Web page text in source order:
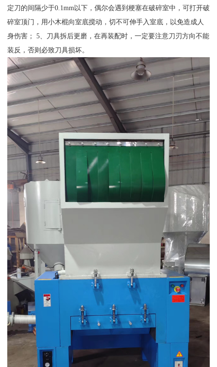
定刀的间隔少于0.1mm以下，偶尔会遇到梗塞在破碎室中，可打开破
碎室顶门，用小木棍向室底搅动，切不可伸手入室底，以免造成人
身伤害； 5、刀具拆后更磨，在再装配时，一定要注意刀刃方向不能
装反，否则必致刀具损坏。